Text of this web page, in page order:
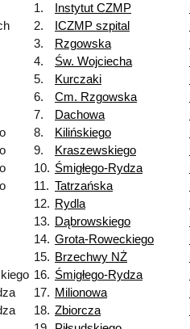
1.
Instytut CZMP
2. ICZMP szpital
3. Rzgowska
4. Św. Wojciecha
5. Kurczaki
6. Cm. Rzgowska
7. Dachowa
8. Kilińskiego
9. Kraszewskiego
10. Śmigłego-Rydza
11. Tatrzańska
12. Rydla
13. Dąbrowskiego
14. Grota-Roweckiego
15. Brzechwy NŻ
16. Śmigłego-Rydza
17. Milionowa
18. Zbiorcza